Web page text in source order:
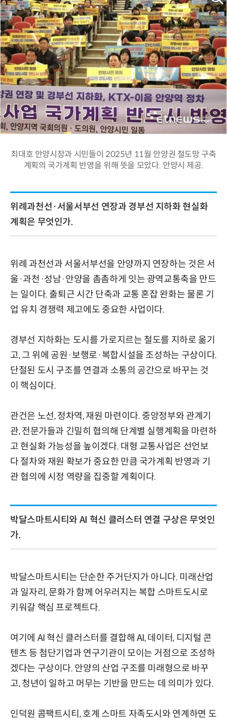
최대호 안양시장과 시민들이 2025년 11월 안양권 철도망 구축
계획의 국가계획 반영을 위해 뜻을 모았다. 안양시 제공.
위례과천선·서울서부선 연장과 경부선 지하화 현실화
계획은 무엇인가.
위례 과천선과 서울서부선을 안양까지 연장하는 것은 서
울·과천·성남·안양을 촘촘하게 잇는 광역교통축을 만드
는 일이다. 출퇴근 시간 단축과 교통 혼잡 완화는 물론 기
업 유치 경쟁력 제고에도 중요한 사업이다.
경부선 지하화는 도시를 가로지르는 철도를 지하로 옮기
고, 그 위에 공원·보행로·복합시설을 조성하는 구상이다.
단절된 도시 구조를 연결과 소통의 공간으로 바꾸는 것
이 핵심이다.
관건은 노선, 정차역, 재원 마련이다. 중앙정부와 관계기
관, 전문가들과 긴밀히 협의해 단계별 실행계획을 마련하
고 현실화 가능성을 높이겠다. 대형 교통사업은 선언보
다 절차와 재원 확보가 중요한 만큼 국가계획 반영과 기
관 협의에 시정 역량을 집중할 계획이다.
박달스마트시티와 AI 혁신 클러스터 연결 구상은 무엇인
가.
박달스마트시티는 단순한 주거단지가 아니다. 미래산업
과 일자리, 문화가 함께 어우러지는 복합 스마트도시로
키워갈 핵심 프로젝트다.
여기에 AI 혁신 클러스터를 결합해 AI, 데이터, 디지털 콘
텐츠 등 첨단기업과 연구기관이 모이는 거점으로 조성하
겠다는 구상이다. 안양의 산업 구조를 미래형으로 바꾸
고, 청년이 일하고 머무는 기반을 만드는 데 의미가 있다.
인덕원 콤팩트시티, 호계 스마트 자족도시와 연계하면 도